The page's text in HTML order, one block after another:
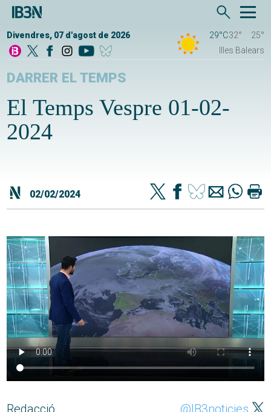
Divendres, 07 d'agost de 2026 29°C32°
25°
Illes Balears
DARRER EL TEMPS
El Temps Vespre 01-02-
2024
02/02/2024